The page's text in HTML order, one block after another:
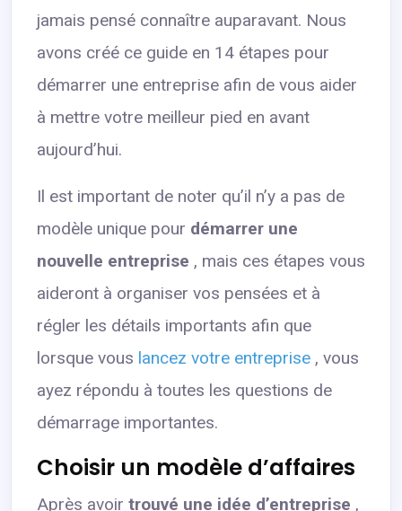
jamais pensé connaître auparavant. Nous
avons créé ce guide en 14 étapes pour
démarrer une entreprise afin de vous aider
à mettre votre meilleur pied en avant
aujourd’hui.
Il est important de noter qu’il n’y a pas de
modèle unique pour démarrer une
nouvelle entreprise , mais ces étapes vous
aideront à organiser vos pensées et à
régler les détails importants afin que
lorsque vous lancez votre entreprise , vous
ayez répondu à toutes les questions de
démarrage importantes.
Choisir un modèle d’affaires
Après avoir trouvé une idée d’entreprise ,